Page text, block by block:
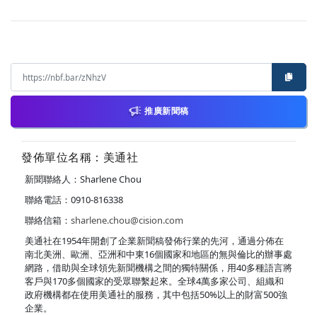
推廣新聞稿
發佈單位名稱：美通社
新聞聯絡人：Sharlene Chou
聯絡電話：0910-816338
聯絡信箱： sharlene.chou@cision.com
美通社在1954年開創了企業新聞稿發佈行業的先河，通過分佈在
南北美洲、歐洲、亞洲和中東16個國家和地區的無與倫比的辦事處
網路，借助與全球領先新聞機構之間的獨特關係，用40多種語言將
客戶與170多個國家的受眾聯繫起來。全球4萬多家公司、組織和
政府機構都在使用美通社的服務，其中包括50%以上的財富500強
企業。